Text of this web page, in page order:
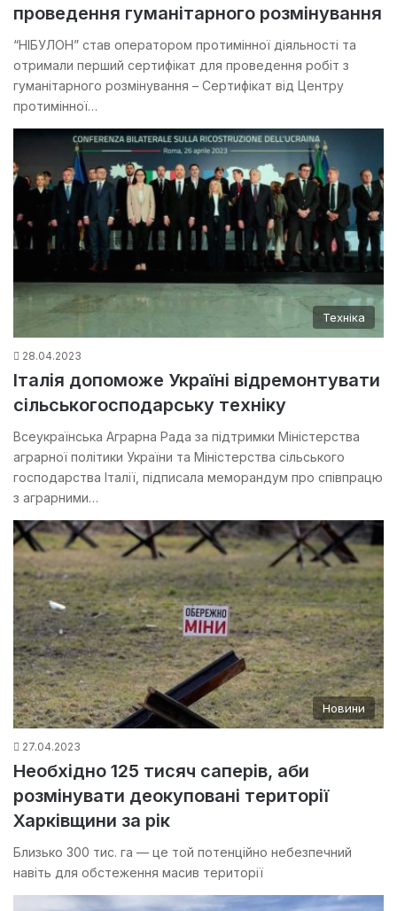
проведення гуманітарного розмінування
“НІБУЛОН” став оператором протимінної діяльності та
отримали перший сертифікат для проведення робіт з
гуманітарного розмінування – Сертифікат від Центру
протимінної…
Техніка
28.04.2023
Італія допоможе Україні відремонтувати
сільськогосподарську техніку
Всеукраїнська Аграрна Рада за підтримки Міністерства
аграрної політики України та Міністерства сільського
господарства Італії, підписала меморандум про співпрацю
з аграрними…
Новини
27.04.2023
Необхідно 125 тисяч саперів, аби
розмінувати деокуповані території
Харківщини за рік
Близько 300 тис. га — це той потенційно небезпечний
навіть для обстеження масив території